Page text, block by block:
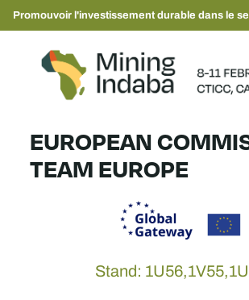
Promouvoir l'investissement durable dans le
EUROPEAN
TEAM EUROPE
Stand: